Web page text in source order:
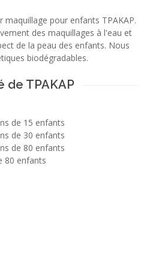
pour enfants TPAKAP.
des maquillages à l'eau et
de la peau des enfants. Nous
biodégradables.
de TPAKAP
de 15 enfants
de 30 enfants
de 80 enfants
80 enfants